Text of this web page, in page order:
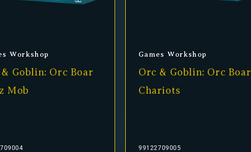
Workshop
Goblin: Orc Boar
Mob
Anbieter:
Games Workshop
Orc & Goblin: Orc Boar
Chariots
99122709005